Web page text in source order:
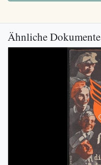
Ähnliche Dokumente